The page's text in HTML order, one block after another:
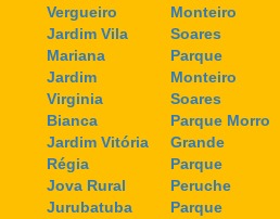
Vergueiro
Jardim Vila
Mariana
Jardim
Virginia
Bianca
Jardim Vitória
Régia
Jova Rural
Jurubatuba
Monteiro
Soares
Parque
Monteiro
Soares
Parque Morro
Grande
Parque
Peruche
Parque